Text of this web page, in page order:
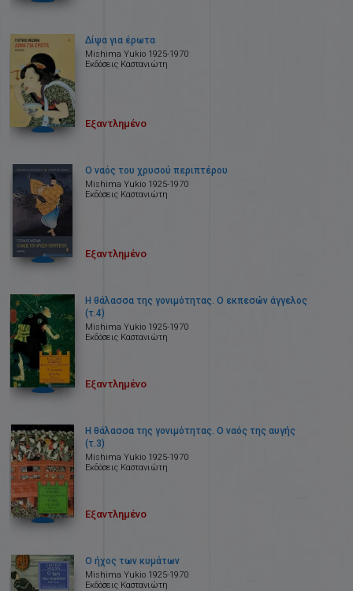
Δίψα για έρωτα
Mishima Yukio 1925-1970
Εκδόσεις Καστανιώτη
Εξαντλημένο
Ο ναός του χρυσού περιπτέρου
Mishima Yukio 1925-1970
Εκδόσεις Καστανιώτη
Εξαντλημένο
Η θάλασσα της γονιμότητας. Ο εκπεσών άγγελος
(τ.4)
Mishima Yukio 1925-1970
Εκδόσεις Καστανιώτη
Εξαντλημένο
Η θάλασσα της γονιμότητας. Ο ναός της αυγής
(τ.3)
Mishima Yukio 1925-1970
Εκδόσεις Καστανιώτη
Εξαντλημένο
Ο ήχος των κυμάτων
Mishima Yukio 1925-1970
Εκδόσεις Καστανιώτη